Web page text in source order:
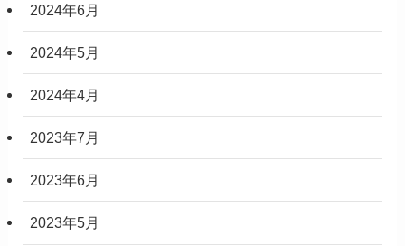
2024年6月
2024年5月
2024年4月
2023年7月
2023年6月
2023年5月